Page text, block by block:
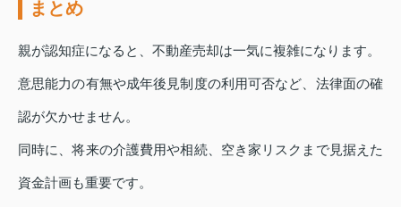
まとめ
親が認知症になると、不動産売却は一気に複雑になります。
意思能力の有無や成年後見制度の利用可否など、法律面の確
認が欠かせません。
同時に、将来の介護費用や相続、空き家リスクまで見据えた
資金計画も重要です。